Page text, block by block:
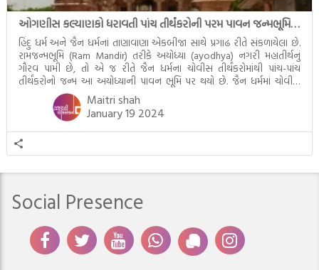
ઓગણીસ કલ્યાણકો ધરાવતી પાંચ તીર્થંકરોની પરમ પાવન જન્મભૂમિ – અયોધ્યા (Ayodhya)
હિંદુ ધર્મ અને જૈન ધર્મનાં તાણાવાણા એકબીજા સાથે પ્રગાઢ રીતે સંકળાયેલા છે.
રામજન્મભૂમિ (Ram Mandir) તરીકે અયોધ્યા (ayodhya) નગરી મહાતીર્થનું
ગૌરવ પામી છે, તો એ જ રીતે જૈન ધર્મના ચોવીસ તીર્થંકરોમાંથી પાંચ-પાંચ
તીર્થંકરોનો જન્મ આ અયોધ્યાની પાવન ભૂમિ પર થયો છે. જૈન ધર્મમાં ચોવીસ
તીર્થંકરોમાંથી પાંચ-પાંચ તીર્થંકરોનાં કલ્યાણકો અહીં આવ્યાં છે. દરેક તીર્થંકરના
જીવનની ચ્યવન(માતાના […]
Maitri shah
January 19 2024
Social Presence